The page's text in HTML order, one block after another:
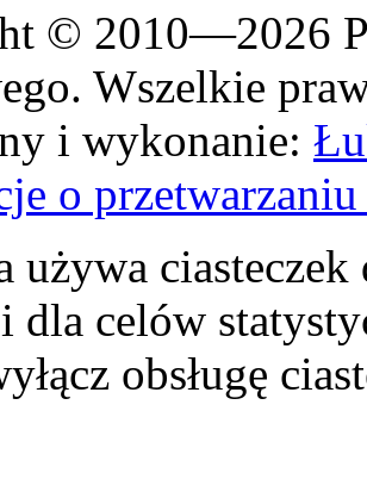
© 2010—2026
Wszelkie
i wykonanie:
o
używa
celów
obsługę